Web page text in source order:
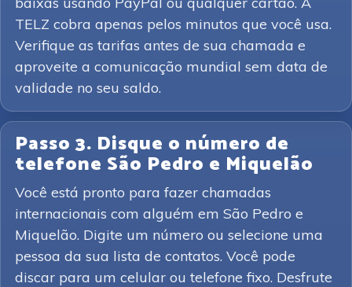
TELZ cobra apenas pelos minutos que você usa.
Verifique as tarifas antes de sua chamada e
aproveite a comunicação mundial sem data de
validade no seu saldo.
Passo 3. Disque o número de
telefone São Pedro e Miquelão
Você está pronto para fazer chamadas
internacionais com alguém em São Pedro e
Miquelão. Digite um número ou selecione uma
pessoa da sua lista de contatos. Você pode
discar para um celular ou telefone fixo. Desfrute